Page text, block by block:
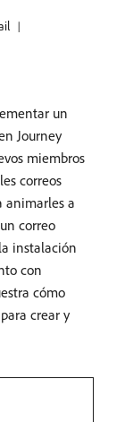
un
Journey
miembros
correos
animarles a
correo
instalación
con
cómo
crear y